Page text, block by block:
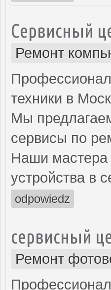
Сервисный
Ремонт
техники в
Мы
сервисы по
Наши мастера
устройства в
odpowiedz
сервисный
Ремонт